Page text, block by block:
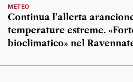
METEO
Continua l’allerta
temperature estreme.
bioclimatico» nel